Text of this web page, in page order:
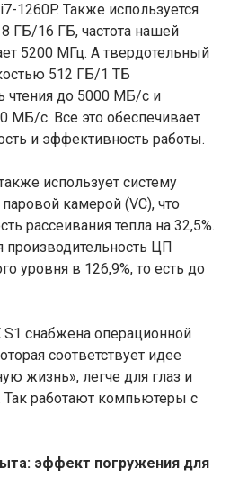
1260P. Также используется
ГБ/16 ГБ, частота нашей
5200 МГц. А твердотельный
512 ГБ/1 ТБ
чтения до 5000 МБ/с и
МБ/с. Все это обеспечивает
и эффективность работы.
использует систему
камерой (VC), что
рассеивания тепла на 32,5%.
производительность ЦП
уровня в 126,9%, то есть до
S1 снабжена операционной
соответствует идее
жизнь», легче для глаз и
Так работают компьютеры с
эффект погружения для